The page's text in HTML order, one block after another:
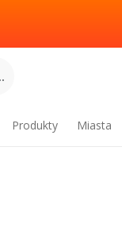
Produkty Miasta